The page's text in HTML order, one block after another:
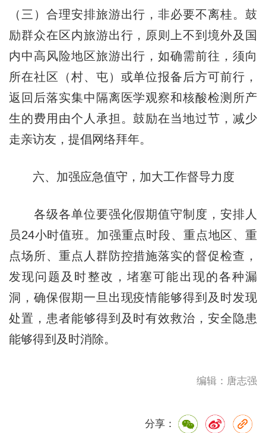
（三）合理安排旅游出行，非必要不离桂。鼓
励群众在区内旅游出行，原则上不到境外及国
内中高风险地区旅游出行，如确需前往，须向
所在社区（村、屯）或单位报备后方可前行，
返回后落实集中隔离医学观察和核酸检测所产
生的费用由个人承担。鼓励在当地过节，减少
走亲访友，提倡网络拜年。
六、加强应急值守，加大工作督导力度
各级各单位要强化假期值守制度，安排人
员24小时值班。加强重点时段、重点地区、重
点场所、重点人群防控措施落实的督促检查，
发现问题及时整改，堵塞可能出现的各种漏
洞，确保假期一旦出现疫情能够得到及时发现
处置，患者能够得到及时有效救治，安全隐患
能够得到及时消除。
编辑：唐志强
分享：